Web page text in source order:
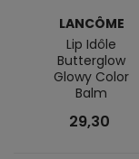
LANCÔME
Lip Idôle
Butterglow
Glowy Color
Balm
29,30